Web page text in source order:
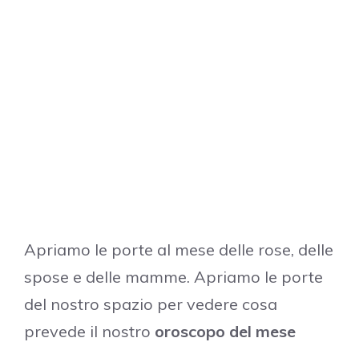
Apriamo le porte al mese delle rose, delle
spose e delle mamme. Apriamo le porte
del nostro spazio per vedere cosa
prevede il nostro oroscopo del mese